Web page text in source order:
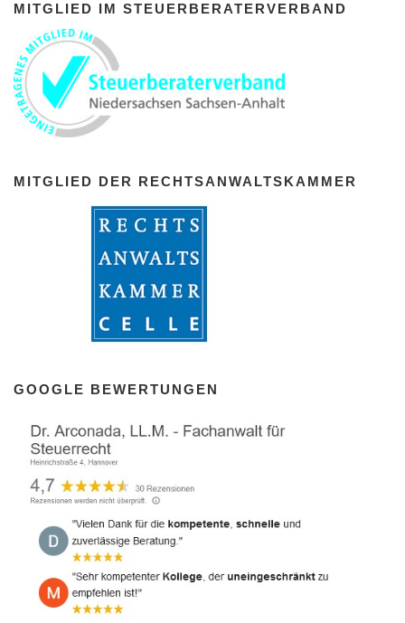
MITGLIED IM STEUERBERATERVERBAND
MITGLIED DER RECHTSANWALTSKAMMER
GOOGLE BEWERTUNGEN